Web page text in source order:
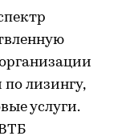
лизингу,
услуги.